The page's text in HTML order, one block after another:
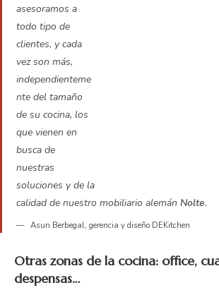
asesoramos a
todo tipo de
clientes, y cada
vez son más,
independienteme
nte del tamaño
de su cocina, los
que vienen en
busca de
nuestras
soluciones y de la
calidad de nuestro mobiliario alemán Nolte.
Asun Berbegal, gerencia y diseño DEKitchen
Otras zonas de la cocina: office,
despensas…